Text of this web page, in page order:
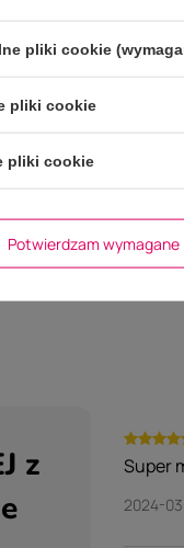
za ten
z
Super
2024-
pliki cookie
pliki cookie
pliki cookie
Potwierdzam wymagane